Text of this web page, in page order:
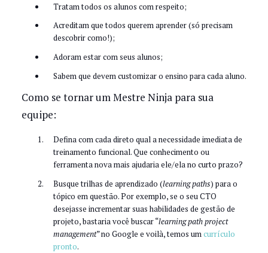
Tratam todos os alunos com respeito;
Acreditam que todos querem aprender (só precisam
descobrir como!);
Adoram estar com seus alunos;
Sabem que devem customizar o ensino para cada aluno.
Como se tornar um Mestre Ninja para sua
equipe:
Defina com cada direto qual a necessidade imediata de
treinamento funcional. Que conhecimento ou
ferramenta nova mais ajudaria ele/ela no curto prazo?
Busque trilhas de aprendizado (learning paths) para o
tópico em questão. Por exemplo, se o seu CTO
desejasse incrementar suas habilidades de gestão de
projeto, bastaria você buscar “learning path project
management” no Google e voilà, temos umcurrículo
pronto.